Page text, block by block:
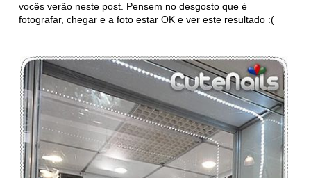
vocês verão neste post. Pensem no desgosto que é
fotografar, chegar e a foto estar OK e ver este resultado :(